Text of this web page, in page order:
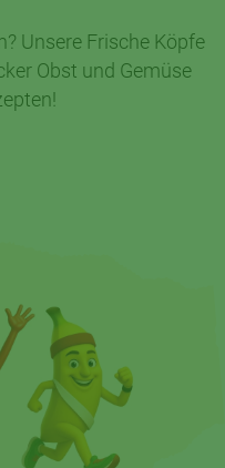
Unsere Frische Köpfe
Obst und Gemüse